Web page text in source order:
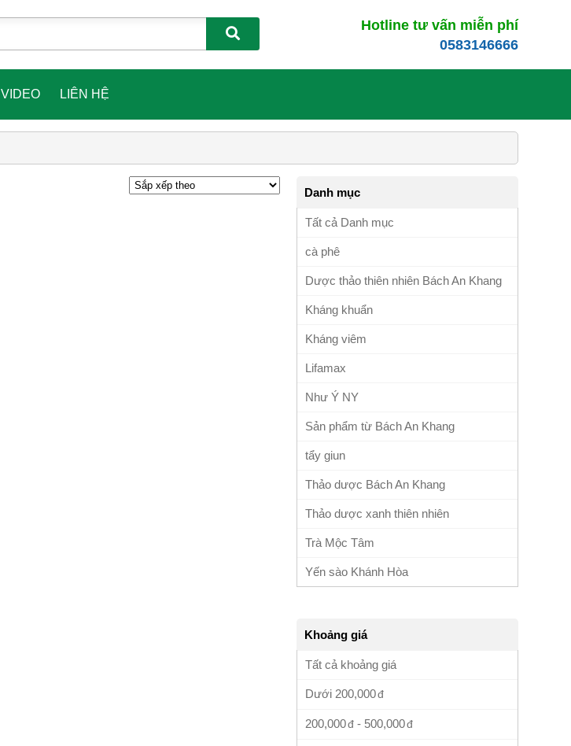
Hotline tư vấn miễn phí
0583146666
VIDEO LIÊN HỆ
Danh mục
Tất cả Danh mục
cà phê
Dược thảo thiên nhiên Bách An Khang
Kháng khuẩn
Kháng viêm
Lifamax
Như Ý NY
Sản phẩm từ Bách An Khang
tẩy giun
Thảo dược Bách An Khang
Thảo dược xanh thiên nhiên
Trà Mộc Tâm
Yến sào Khánh Hòa
Khoảng giá
Tất cả khoảng giá
Dưới 200,000
200,000 - 500,000